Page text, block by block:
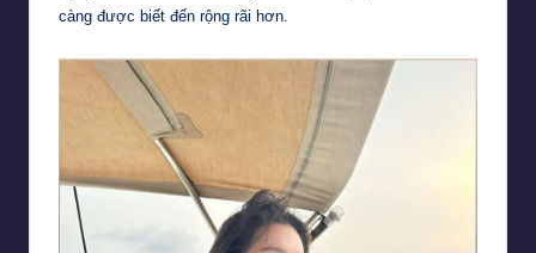
càng được biết đến rộng rãi hơn.